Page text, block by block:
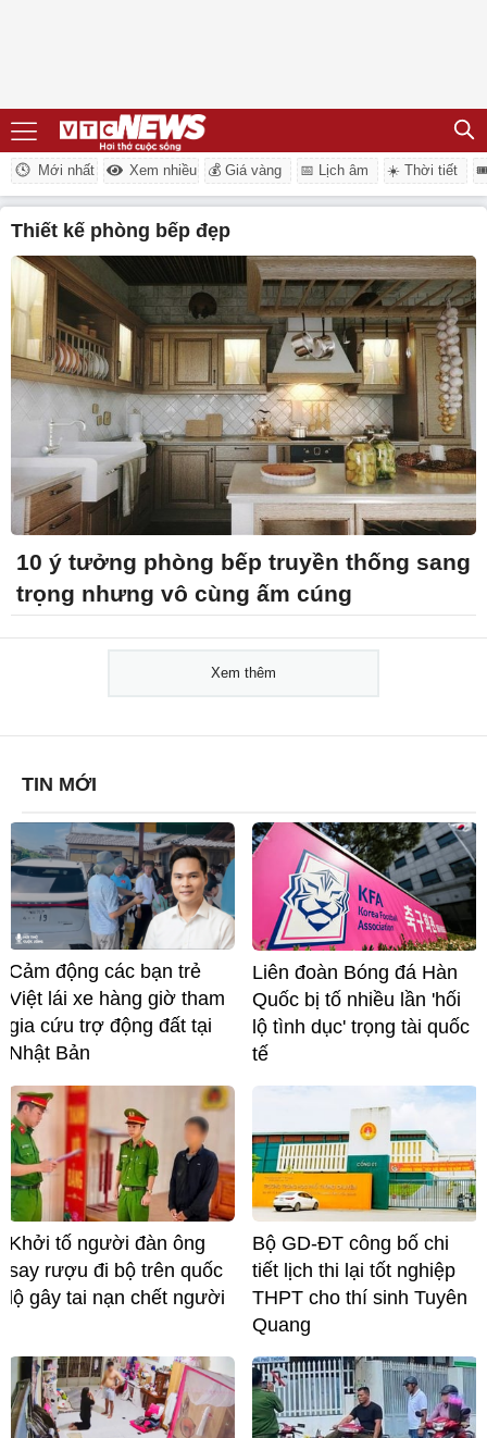
Mới nhất Xem nhiều 💰 Giá vàng 📅 Lịch âm ☀️ Thời tiết
thiết kế phòng bếp đẹp
10 ý tưởng phòng bếp truyền thống sang
trọng nhưng vô cùng ấm cúng
Xem thêm
TIN MỚI
Cảm động các bạn trẻ
Việt lái xe hàng giờ tham
gia cứu trợ động đất tại
Nhật Bản
Liên đoàn Bóng đá Hàn
Quốc bị tố nhiều lần 'hối
lộ tình dục' trọng tài quốc
tế
Khởi tố người đàn ông
say rượu đi bộ trên quốc
lộ gây tai nạn chết người
Bộ GD-ĐT công bố chi
tiết lịch thi lại tốt nghiệp
THPT cho thí sinh Tuyên
Quang